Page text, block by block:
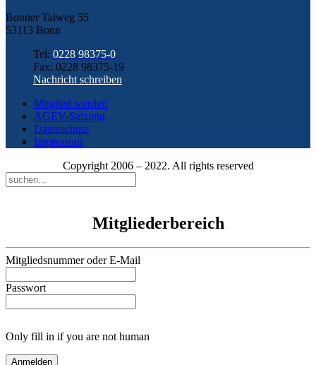
Bonner Talweg 55
53113 Bonn
Tel: 0228 98375-0
Fax: 0228 98375-19
Nachricht schreiben
Mitglied werden
AGEV-Satzung
Datenschutz
Impressum
Copyright 2006 – 2022. All rights reserved
Mitgliederbereich
Mitgliedsnummer oder E-Mail
Passwort
Only fill in if you are not human